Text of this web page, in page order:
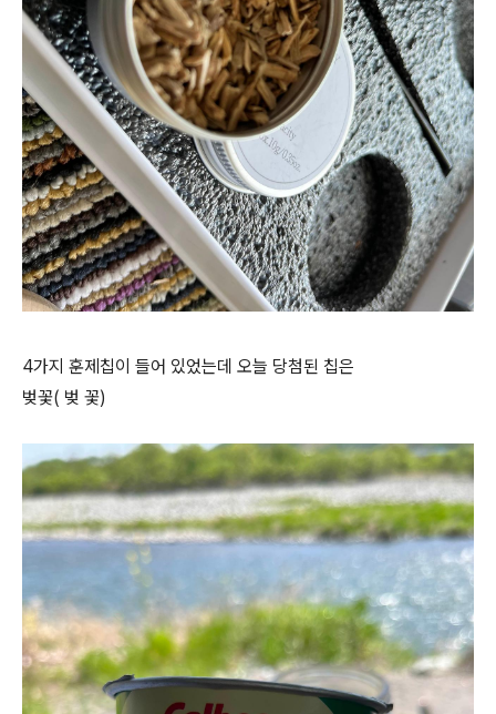
4가지 훈제칩이 들어 있었는데 오늘 당첨된 칩은
벚꽃( 벚 꽃)